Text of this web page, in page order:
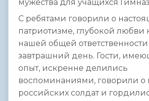
мужества для учащихся
С ребятами говорили о
патриотизме, глубокой любви
нашей общей ответственности
завтрашний день. Гости,
опыт, искренне делились
воспоминаниями, говорили о
российских солдат и